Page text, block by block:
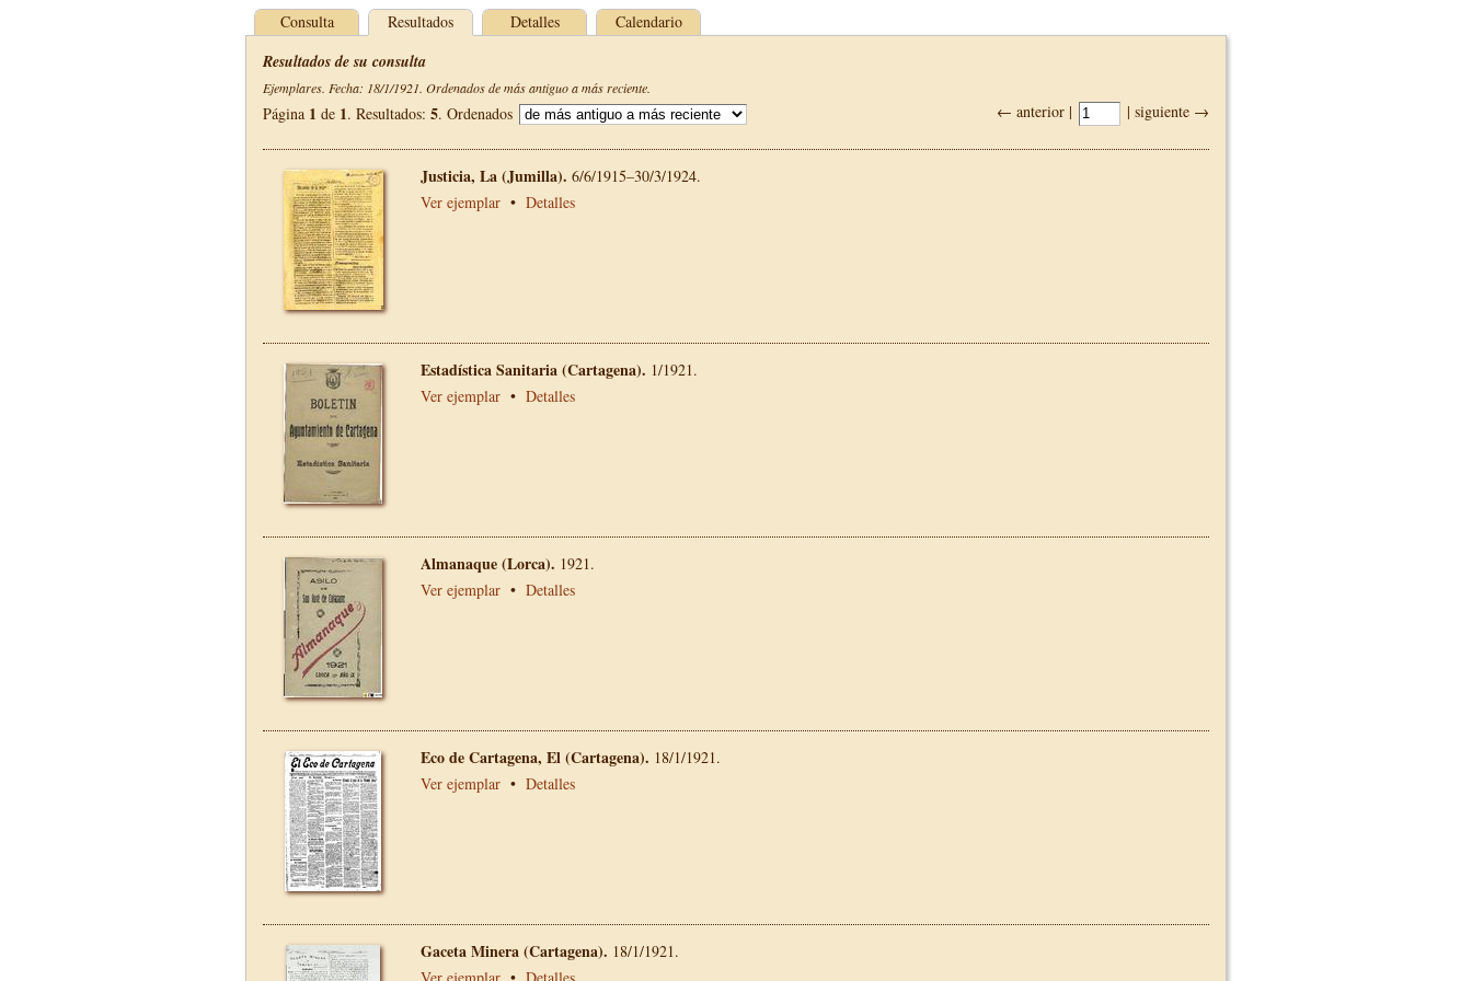
Consulta Resultados Detalles Calendario
Resultados de su consulta
Ejemplares. Fecha: 18/1/1921. Ordenados de más antiguo a más reciente.
← anterior | | siguiente →
Página 1 de 1. Resultados: 5. Ordenados
Justicia, La (Jumilla). 6/6/1915–30/3/1924.
Ver ejemplar • Detalles
Estadística Sanitaria (Cartagena). 1/1921.
Ver ejemplar • Detalles
Almanaque (Lorca). 1921.
Ver ejemplar • Detalles
Eco de Cartagena, El (Cartagena). 18/1/1921.
Ver ejemplar • Detalles
Gaceta Minera (Cartagena). 18/1/1921.